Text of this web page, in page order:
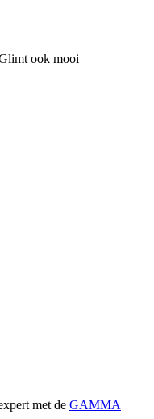
ook mooi
met de GAMMA